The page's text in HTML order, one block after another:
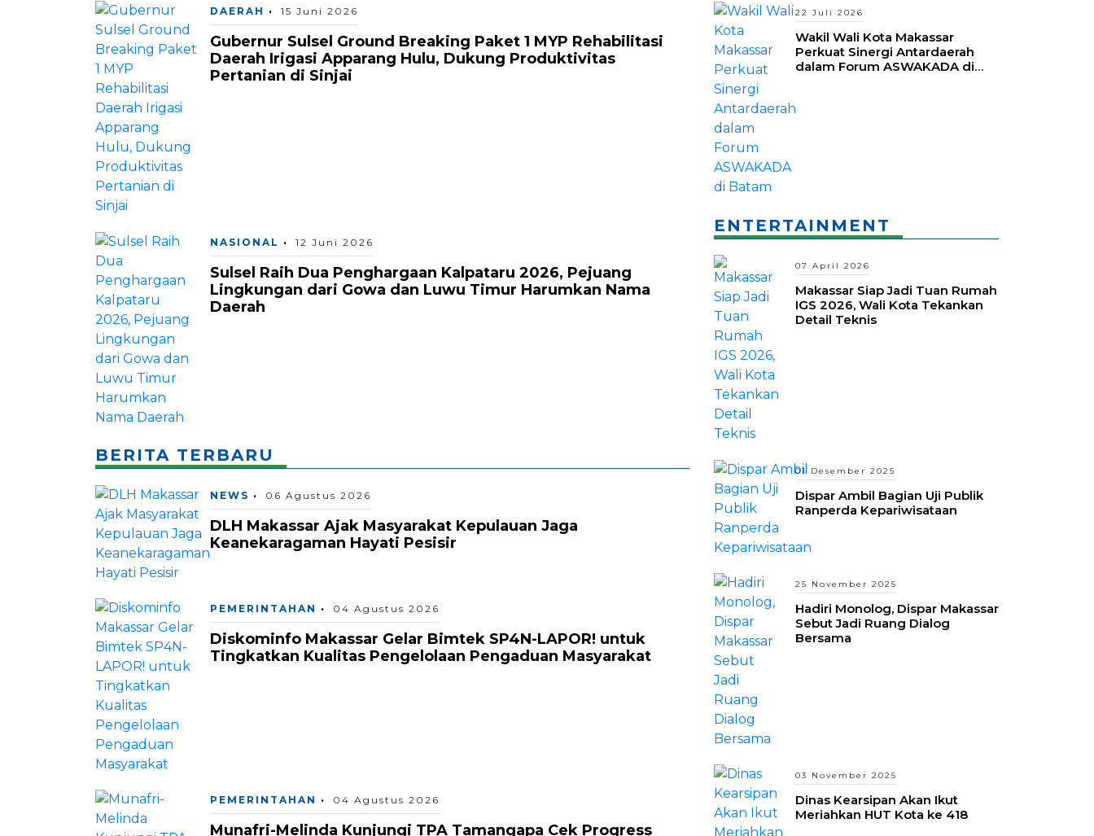
DAERAH 15 Juni 2026
Gubernur Sulsel Ground Breaking Paket 1 MYP Rehabilitasi
Daerah Irigasi Apparang Hulu, Dukung Produktivitas
Pertanian di Sinjai
NASIONAL 12 Juni 2026
Sulsel Raih Dua Penghargaan Kalpataru 2026, Pejuang
Lingkungan dari Gowa dan Luwu Timur Harumkan Nama
Daerah
BERITA TERBARU
NEWS 06 Agustus 2026
DLH Makassar Ajak Masyarakat Kepulauan Jaga
Keanekaragaman Hayati Pesisir
PEMERINTAHAN 04 Agustus 2026
Diskominfo Makassar Gelar Bimtek SP4N-LAPOR! untuk
Tingkatkan Kualitas Pengelolaan Pengaduan Masyarakat
PEMERINTAHAN 04 Agustus 2026
Munafri-Melinda Kunjungi TPA Tamangapa Cek Progress
22 Juli 2026
Wakil Wali Kota Makassar
Perkuat Sinergi Antardaerah
dalam Forum ASWAKADA di
ENTERTAINMENT
07 April 2026
Makassar Siap Jadi Tuan Rumah
IGS 2026, Wali Kota Tekankan
Detail Teknis
01 Desember 2025
Dispar Ambil Bagian Uji Publik
Ranperda Kepariwisataan
25 November 2025
Hadiri Monolog, Dispar Makassar
Sebut Jadi Ruang Dialog
Bersama
03 November 2025
Dinas Kearsipan Akan Ikut
Meriahkan HUT Kota ke 418